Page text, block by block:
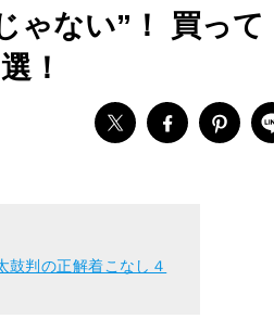
ゃない”！ 買って
！
鼓判の正解着こなし４